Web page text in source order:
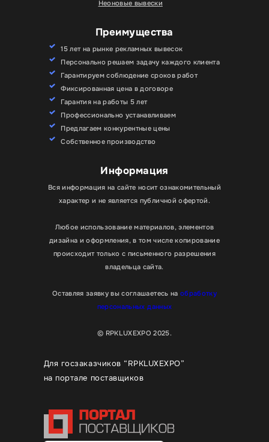
Неоновые вывески
Преимущества
15 лет на рынке рекламных вывесок
Персонально решаем задачу каждого клиента
Гарантируем соблюдение сроков работ
Фиксированная цена в договоре
Гарантия на работы 5 лет
Профессионально устанавливаем
Предлагаем конкурентные цены
Собственное производство
Информация
Вся информация на сайте носит ознакомительный
характер и не является публичной офертой.
Любое использование материалов, элементов
дизайна и оформления, в том числе копирование
происходит только с письменного разрешения
владельца сайта.
Оставляя заявку вы соглашаетесь на обработку
персональных данных
© RPKLUXEXPO 2025.
Для госзаказчиков “RPKLUXEXPO”
на портале поставщиков